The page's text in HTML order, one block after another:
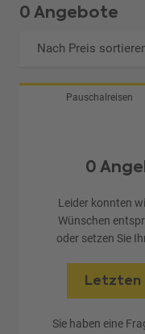
0 Angebote
Nach Preis
Pauschalreisen
0
Leider konnten
Wünschen
oder setzen Sie
Letzten
Sie haben eine